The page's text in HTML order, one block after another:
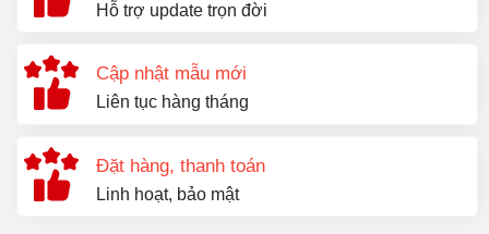
Hỗ trợ update trọn đời
Cập nhật mẫu mới
Liên tục hàng tháng
Đặt hàng, thanh toán
Linh hoạt, bảo mật